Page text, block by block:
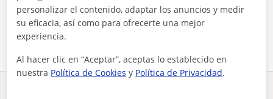
Comparte a este profesor
personalizar el contenido, adaptar los anuncios y medir
su eficacia, así como para ofrecerte una mejor
experiencia.
Al hacer clic en “Aceptar”, aceptas lo establecido en
nuestra Política de Cookies y Política de Privacidad.